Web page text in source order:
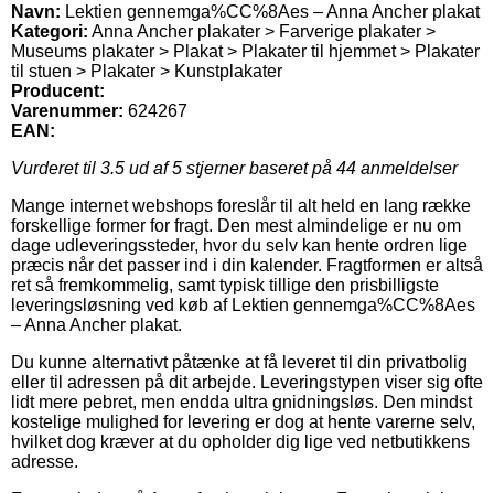
Navn: Lektien gennemga%CC%8Aes – Anna Ancher plakat
Kategori: Anna Ancher plakater > Farverige plakater >
Museums plakater > Plakat > Plakater til hjemmet > Plakater
til stuen > Plakater > Kunstplakater
Producent:
Varenummer: 624267
EAN:
Vurderet til 3.5 ud af 5 stjerner baseret på 44 anmeldelser
Mange internet webshops foreslår til alt held en lang række
forskellige former for fragt. Den mest almindelige er nu om
dage udleveringssteder, hvor du selv kan hente ordren lige
præcis når det passer ind i din kalender. Fragtformen er altså
ret så fremkommelig, samt typisk tillige den prisbilligste
leveringsløsning ved køb af Lektien gennemga%CC%8Aes
– Anna Ancher plakat.
Du kunne alternativt påtænke at få leveret til din privatbolig
eller til adressen på dit arbejde. Leveringstypen viser sig ofte
lidt mere pebret, men endda ultra gnidningsløs. Den mindst
kostelige mulighed for levering er dog at hente varerne selv,
hvilket dog kræver at du opholder dig lige ved netbutikkens
adresse.